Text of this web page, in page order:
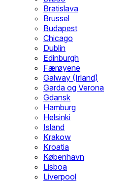
Bratislava
Brussel
Budapest
Chicago
Dublin
Edinburgh
Færøyene
Galway (Irland)
Garda og Verona
Gdansk
Hamburg
Helsinki
Island
Krakow
Kroatia
København
Lisboa
Liverpool